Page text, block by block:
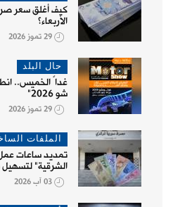
كيف أغلق سعر
الأربعاء؟
29 تموز 2026
حال البلد
غداً الخميس..
شو 2026"
29 تموز 2026
الملفات
تمديد ساعات
الشرقية"
03 آب 2026